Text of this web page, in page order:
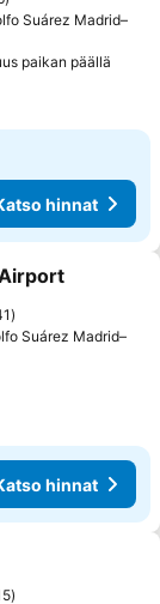
Suárez Madrid–
paikan päällä
hinnat
Suárez Madrid–
hinnat